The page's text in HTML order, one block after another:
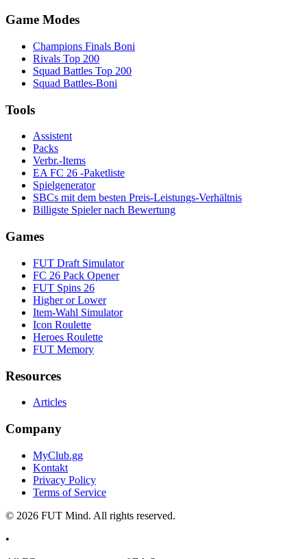
Game Modes
Champions Finals Boni
Rivals Top 200
Squad Battles Top 200
Squad Battles-Boni
Tools
Assistent
Packs
Verbr.-Items
EA FC 26 -Paketliste
Spielgenerator
SBCs mit dem besten Preis-Leistungs-Verhältnis
Billigste Spieler nach Bewertung
Games
FUT Draft Simulator
FC 26 Pack Opener
FUT Spins 26
Higher or Lower
Item-Wahl Simulator
Icon Roulette
Heroes Roulette
FUT Memory
Resources
Articles
Company
MyClub.gg
Kontakt
Privacy Policy
Terms of Service
© 2026 FUT Mind. All rights reserved.
•